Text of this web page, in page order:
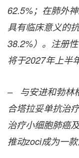
62.5%；在肺外
具有临床意义的
38.2%）。注册
将于2027年上半
– 与安进和勃林
合塔拉妥单抗治
治疗小细胞肺癌
推动zoci成为一